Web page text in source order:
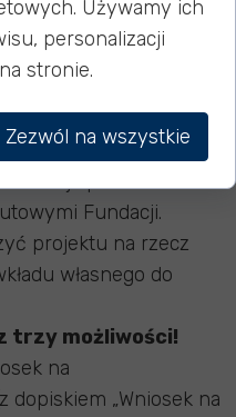
się z co najmniej
FAES (lider
z aktywnym
działań
Fundacji.
projektu na rzecz
własnego do
trzy możliwości!
na
dopiskiem „Wniosek na
Używamy ich
personalizacji
stronie.
Zezwól na wszystkie